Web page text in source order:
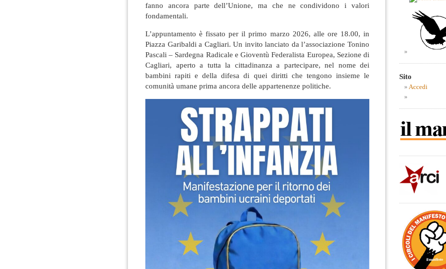
fanno ancora parte dell’Unione, ma che ne condividono i valori
fondamentali.
L’appuntamento è fissato per il primo marzo 2026, alle ore 18.00, in
Piazza Garibaldi a Cagliari. Un invito lanciato da l’associazione Tonino
Pascali – Sardegna Radicale e Gioventù Federalista Europea, Sezione di
Cagliari, aperto a tutta la cittadinanza a partecipare, nel nome dei
bambini rapiti e della difesa di quei diritti che tengono insieme le
comunità umane prima ancora delle appartenenze politiche.
Sito
Accedi